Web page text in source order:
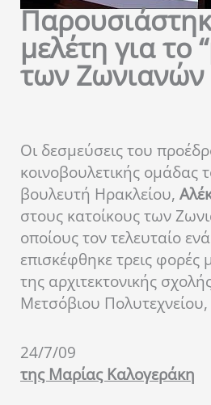
μελέτη για το
των Ζωνιανών
Οι δεσμεύσεις του
κοινοβουλετικής ομάδας
βουλευτή Ηρακλείου,
στους κατοίκους των
οποίους τον τελευταίο
επισκέφθηκε τρεις φορές
της αρχιτεκτονικής
Μετσόβιου
24/7/09
της Μαρίας Καλογεράκη